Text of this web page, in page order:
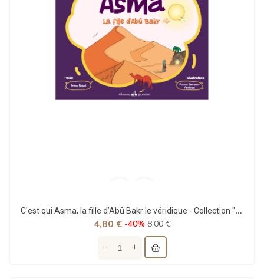
C'est qui Asma, la fille d’Abû Bakr le véridique - Collection "C’est qui ?" - Rekad Irène &...
4,80 € -40% 8,00 €